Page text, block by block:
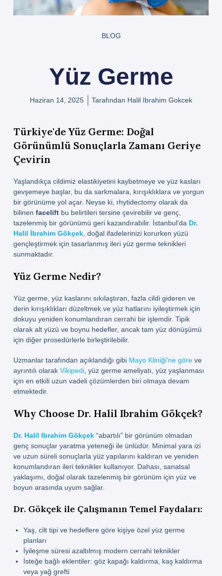
BLOG
Yüz Germe
Haziran 14, 2025 Tarafından Halil Ibrahim Gokcek
Türkiye'de Yüz Germe: Doğal
Görünümlü Sonuçlarla Zamanı Geriye
Çevirin
Yaşlandıkça cildimiz elastikiyetini kaybetmeye ve yüz kasları
gevşemeye başlar, bu da sarkmalara, kırışıklıklara ve yorgun
bir görünüme yol açar. Neyse ki, rhytidectomy olarak da
bilinen faceliftbu belirtileri tersine çevirebilir ve genç,
tazelenmiş bir görünümü geri kazandırabilir. İstanbul'da Dr.
Halil İbrahim Gökçek, doğal ifadelerinizi korurken yüzü
gençleştirmek için tasarlanmış ileri yüz germe teknikleri
sunmaktadır.
Yüz Germe Nedir?
Yüz germe, yüz kaslarını sıkılaştıran, fazla cildi gideren ve
derin kırışıklıkları düzeltmek ve yüz hatlarını iyileştirmek için
dokuyu yeniden konumlandıran cerrahi bir işlemdir. Tipik
olarak alt yüzü ve boynu hedefler, ancak tam yüz dönüşümü
için diğer prosedürlerle birleştirilebilir.
Uzmanlar tarafından açıklandığı gibi Mayo Kliniği'ne göreve
ayrıntılı olarak Vikipedi, yüz germe ameliyatı, yüz yaşlanması
için en etkili uzun vadeli çözümlerden biri olmaya devam
etmektedir.
Why Choose Dr. Halil Ibrahim Gökçek?
Dr. Halil Ibrahim Gökçek“abartılı” bir görünüm olmadan
genç sonuçlar yaratma yeteneği ile ünlüdür. Minimal yara izi
ve uzun süreli sonuçlarla yüz yapılarını kaldıran ve yeniden
konumlandıran ileri teknikler kullanıyor. Dahası, sanatsal
yaklaşımı, doğal olarak tazelenmiş bir görünüm için yüz ve
boyun arasında uyum sağlar.
Dr. Gökçek ile Çalışmanın Temel Faydaları:
Yaş, cilt tipi ve hedeflere göre kişiye özel yüz germe
planları
İyileşme süresi azaltılmış modern cerrahi teknikler
İsteğe bağlı eklentiler: göz kapağı kaldırma, kaş kaldırma
veya yağ grefti